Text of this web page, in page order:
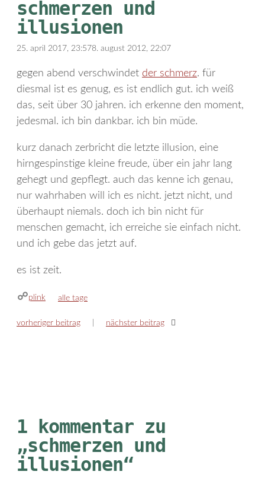
schmerzen und
illusionen
25. april 2017, 23:578. august 2012, 22:07
gegen abend verschwindet der schmerz. für
diesmal ist es genug, es ist endlich gut. ich weiß
das, seit über 30 jahren. ich erkenne den moment,
jedesmal. ich bin dankbar. ich bin müde.
kurz danach zerbricht die letzte illusion, eine
hirngespinstige kleine freude, über ein jahr lang
gehegt und gepflegt. auch das kenne ich genau,
nur wahrhaben will ich es nicht. jetzt nicht, und
überhaupt niemals. doch ich bin nicht für
menschen gemacht, ich erreiche sie einfach nicht.
und ich gebe das jetzt auf.
es ist zeit.
plink kategorien
alle tage
vorheriger beitrag nächster beitrag
1 kommentar zu
„schmerzen und
illusionen“